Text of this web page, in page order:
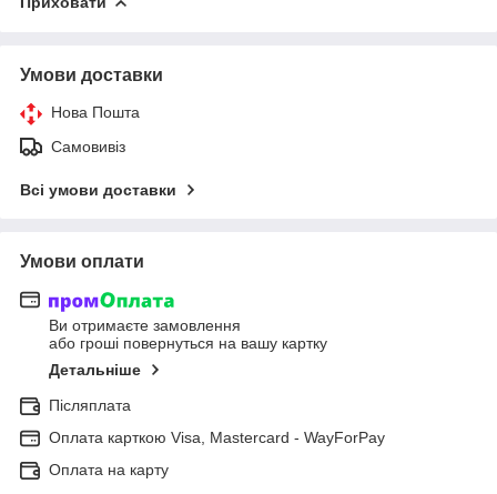
Умови доставки
Нова Пошта
Самовивіз
Всі умови доставки
Умови оплати
Ви отримаєте замовлення
або гроші повернуться на вашу картку
Детальніше
Післяплата
Оплата карткою Visa, Mastercard - WayForPay
Оплата на карту